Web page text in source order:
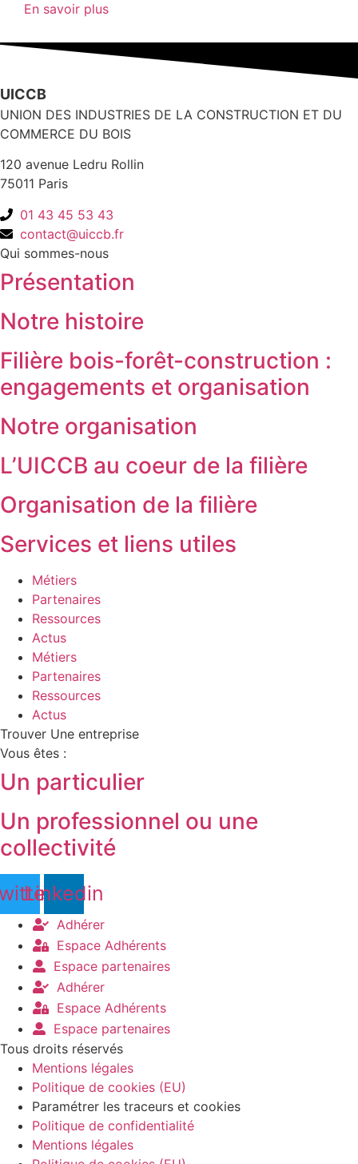
En savoir plus
UICCB
UNION DES INDUSTRIES DE LA CONSTRUCTION ET DU
COMMERCE DU BOIS
120 avenue Ledru Rollin
75011 Paris
01 43 45 53 43
contact@uiccb.fr
Qui sommes-nous
Présentation
Notre histoire
Filière bois-forêt-construction :
engagements et organisation
Notre organisation
L’UICCB au coeur de la filière
Organisation de la filière
Services et liens utiles
Métiers
Partenaires
Ressources
Actus
Métiers
Partenaires
Ressources
Actus
Trouver Une entreprise
Vous êtes :
Un particulier
Un professionnel ou une
collectivité
Linkedin
Adhérer
Espace Adhérents
Espace partenaires
Adhérer
Espace Adhérents
Espace partenaires
Tous droits réservés
Mentions légales
Politique de cookies (EU)
Paramétrer les traceurs et cookies
Politique de confidentialité
Mentions légales